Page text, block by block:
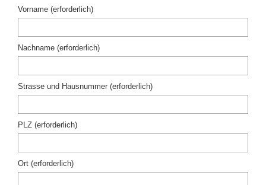
Vorname (erforderlich)
Nachname (erforderlich)
Strasse und Hausnummer (erforderlich)
PLZ (erforderlich)
Ort (erforderlich)